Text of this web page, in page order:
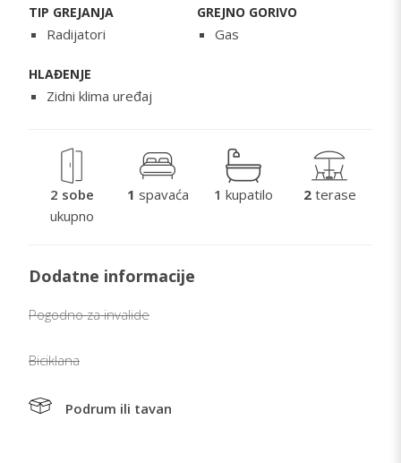
TIP GREJANJA
Radijatori
GREJNO GORIVO
Gas
HLAĐENJE
Zidni klima uređaj
2 sobe
ukupno
1 spavaća 1 kupatilo 2terase
Dodatne informacije
Pogodno za invalide
Biciklana
Podrum ili tavan